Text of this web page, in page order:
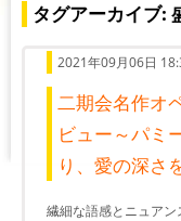
タグアーカイブ:
2021年09月06日
二期会名作オ
ビュー～パミ
り、愛の深さ
繊細な語感とニュア